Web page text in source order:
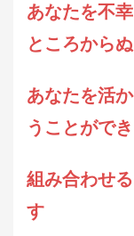
あなたを不
ところから
あなたを活
うことがで
組み合わせ
す